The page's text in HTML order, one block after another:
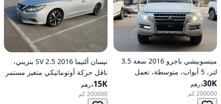
ميتسوبيشي باجرو 2016 سعة 3.5
لتر، 5 أبواب، متوسطة، تعمل
بالبنزين، أوتوماتيكية، دفع رباعي
30Kدرهم
200000 كم
نيسان ألتيما 2016 2.5 SV بنزيني،
ناقل حركة أوتوماتيكي متغير مستمر
(CVT)، دفع أمامي15Kدرهم
200000 كم